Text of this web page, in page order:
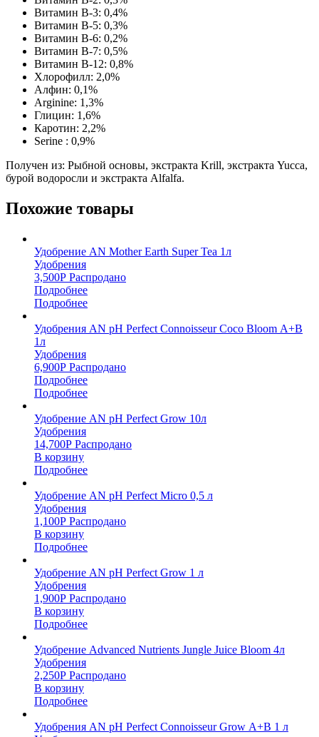
Витамин В-3: 0,4%
Витамин В-5: 0,3%
Витамин В-6: 0,2%
Витамин В-7: 0,5%
Витамин В-12: 0,8%
Хлорофилл: 2,0%
Алфин: 0,1%
Arginine: 1,3%
Глицин: 1,6%
Каротин: 2,2%
Serine : 0,9%
Получен из: Рыбной основы, экстракта Krill, экстракта Yucca,
бурой водоросли и экстракта Alfalfa.
Похожие товары
Удобрение AN Mother Earth Super Tea 1л
Удобрения
3,500Р Распродано
Подробнее
Подробнее
Удобрения AN pH Perfect Connoisseur Coco Bloom А+В
1л
Удобрения
6,900Р Распродано
Подробнее
Подробнее
Удобрение AN pH Perfect Grow 10л
Удобрения
14,700Р Распродано
В корзину
Подробнее
Удобрение AN pH Perfect Micro 0,5 л
Удобрения
1,100Р Распродано
В корзину
Подробнее
Удобрение AN pH Perfect Grow 1 л
Удобрения
1,900Р Распродано
В корзину
Подробнее
Удобрение Advanced Nutrients Jungle Juice Bloom 4л
Удобрения
2,250Р Распродано
В корзину
Подробнее
Удобрения AN pH Perfect Connoisseur Grow А+В 1 л